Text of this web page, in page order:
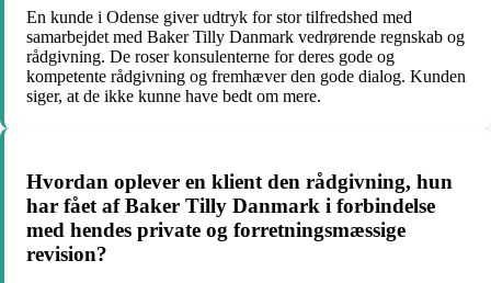
En kunde i Odense giver udtryk for stor tilfredshed med
samarbejdet med Baker Tilly Danmark vedrørende regnskab og
rådgivning. De roser konsulenterne for deres gode og
kompetente rådgivning og fremhæver den gode dialog. Kunden
siger, at de ikke kunne have bedt om mere.
Hvordan oplever en klient den rådgivning, hun
har fået af Baker Tilly Danmark i forbindelse
med hendes private og forretningsmæssige
revision?